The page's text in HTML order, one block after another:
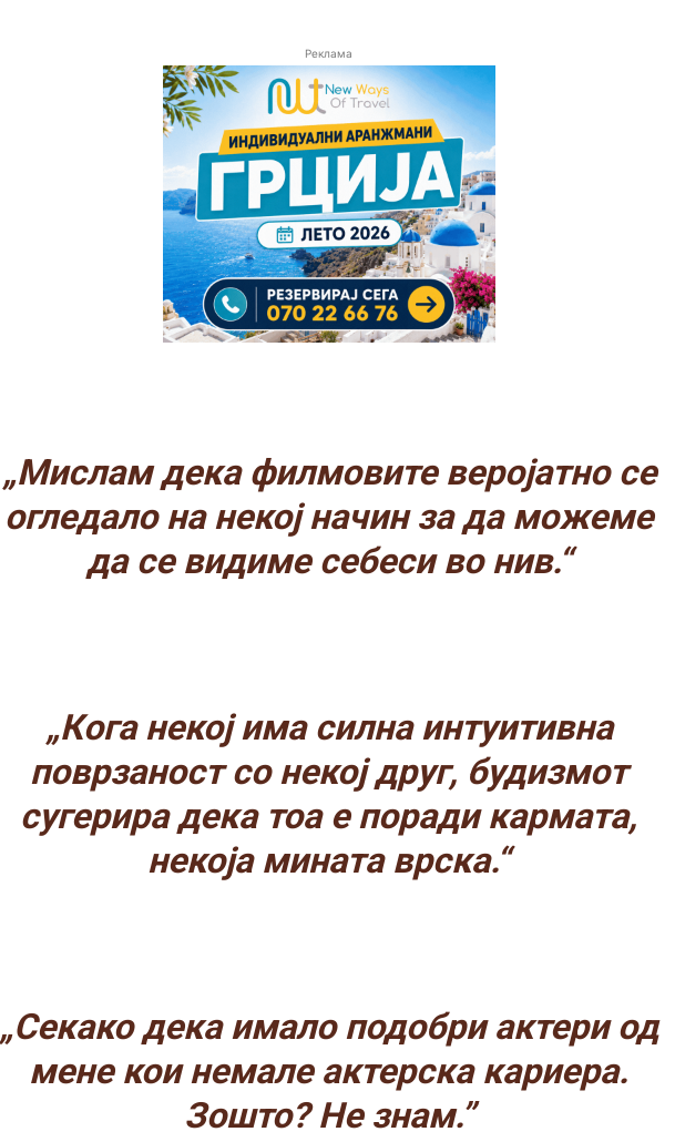
Реклама
„Мислам дека филмовите веројатно се
огледало на некој начин за да можеме
да се видиме себеси во нив.“
„Кога некој има силна интуитивна
поврзаност со некој друг, будизмот
сугерира дека тоа е поради кармата,
некоја мината врска.“
„Секако дека имало подобри актери од
мене кои немале актерска кариера.
Зошто? Не знам.”